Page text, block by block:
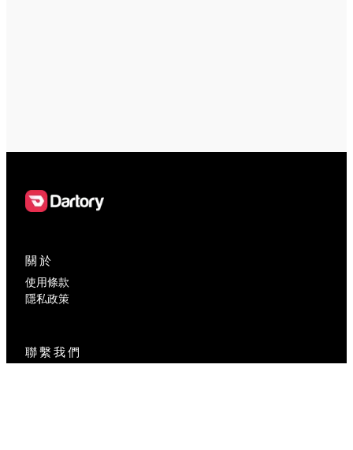
關於
使用條款
隱私政策
聯繫我們